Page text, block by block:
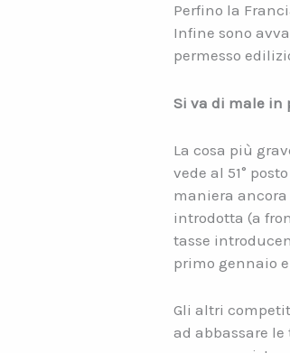
Perfino la
Infine sono
permesso
Si va di male in
La cosa più
vede al 51°
maniera ancora
introdotta (a
tasse
primo gennaio e
Gli altri
ad abbassare